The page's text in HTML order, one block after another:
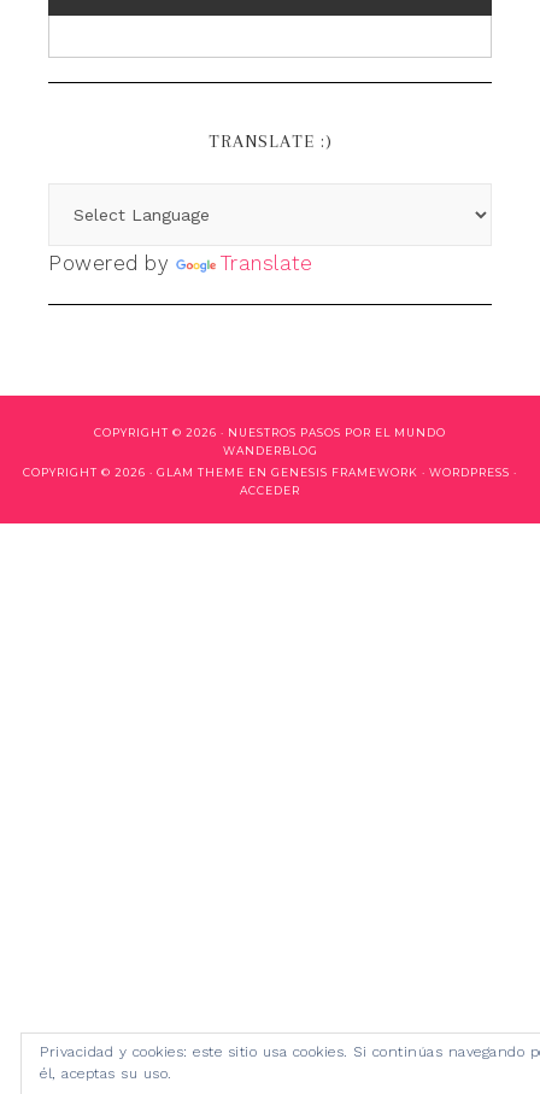
TRANSLATE :)
Powered by Translate
COPYRIGHT © 2026 · NUESTROS PASOS POR EL MUNDO
WANDERBLOG
COPYRIGHT © 2026 · GLAM THEME EN GENESIS FRAMEWORK · WORDPRESS ·
ACCEDER
Privacidad y cookies: este sitio usa cookies. Si continúas navegando
él, aceptas su uso.